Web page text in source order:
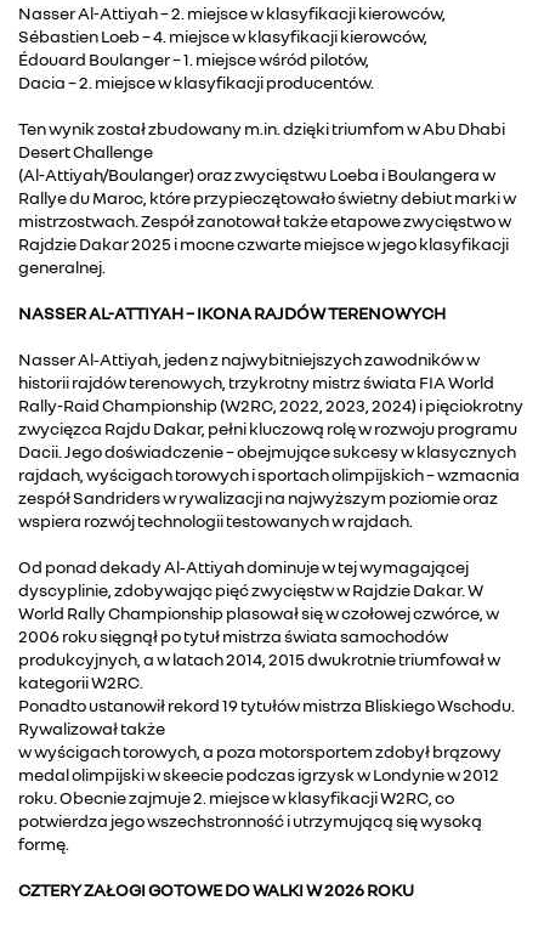
Nasser Al-Attiyah – 2. miejsce w klasyfikacji kierowców,
Sébastien Loeb – 4. miejsce w klasyfikacji kierowców,
Édouard Boulanger – 1. miejsce wśród pilotów,
Dacia – 2. miejsce w klasyfikacji producentów.
Ten wynik został zbudowany m.in. dzięki triumfom w Abu Dhabi
Desert Challenge
(Al-Attiyah/Boulanger) oraz zwycięstwu Loeba i Boulangera w
Rallye du Maroc, które przypieczętowało świetny debiut marki w
mistrzostwach. Zespół zanotował także etapowe zwycięstwo w
Rajdzie Dakar 2025 i mocne czwarte miejsce w jego klasyfikacji
generalnej.
NASSER AL-ATTIYAH – IKONA RAJDÓW TERENOWYCH
Nasser Al‑Attiyah, jeden z najwybitniejszych zawodników w
historii rajdów terenowych, trzykrotny mistrz świata FIA World
Rally-Raid Championship (W2RC, 2022, 2023, 2024) i pięciokrotny
zwycięzca Rajdu Dakar, pełni kluczową rolę w rozwoju programu
Dacii. Jego doświadczenie – obejmujące sukcesy w klasycznych
rajdach, wyścigach torowych i sportach olimpijskich – wzmacnia
zespół Sandriders w rywalizacji na najwyższym poziomie oraz
wspiera rozwój technologii testowanych w rajdach.
Od ponad dekady Al‑Attiyah dominuje w tej wymagającej
dyscyplinie, zdobywając pięć zwycięstw w Rajdzie Dakar. W
World Rally Championship plasował się w czołowej czwórce, w
2006 roku sięgnął po tytuł mistrza świata samochodów
produkcyjnych, a w latach 2014, 2015 dwukrotnie triumfował w
kategorii W2RC.
Ponadto ustanowił rekord 19 tytułów mistrza Bliskiego Wschodu.
Rywalizował także
w wyścigach torowych, a poza motorsportem zdobył brązowy
medal olimpijski w skeecie podczas igrzysk w Londynie w 2012
roku. Obecnie zajmuje 2. miejsce w klasyfikacji W2RC, co
potwierdza jego wszechstronność i utrzymującą się wysoką
formę.
CZTERY ZAŁOGI GOTOWE DO WALKI W 2026 ROKU